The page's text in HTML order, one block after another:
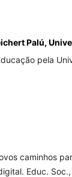
Palú,
pela
caminhos
Educ.